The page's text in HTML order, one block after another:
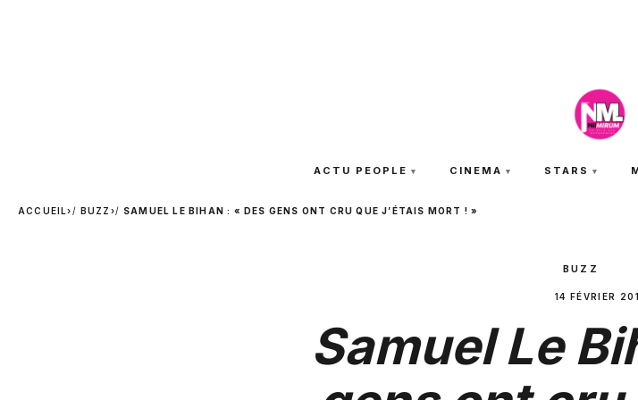
ACTU PEOPLE CINEMA STARS
ACCUEIL› BUZZ › SAMUEL LE BIHAN : « DES GENS ONT CRU QUE J’ÉTAIS MORT ! »
BUZZ
14 FÉVRIER
Samuel Le